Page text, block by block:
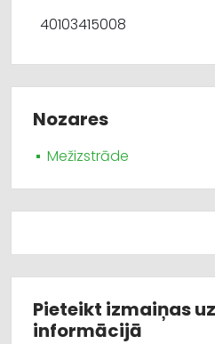
40103415008
Nozares
Mežizstrāde
Pieteikt izmaiņas
informācijā